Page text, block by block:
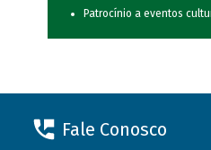
Patrocínio a eventos
Fale Conosco